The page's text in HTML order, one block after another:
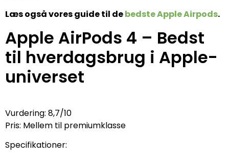
Læs også vores guide til debedste Apple Airpods.
Apple AirPods 4 – Bedst
til hverdagsbrug i Apple-
universet
Vurdering: 8,7/10
Pris: Mellem til premiumklasse
Specifikationer: